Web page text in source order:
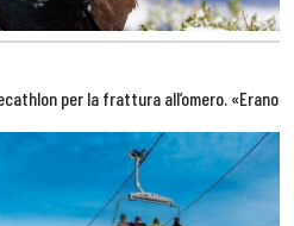
per la frattura all’omero. «Erano